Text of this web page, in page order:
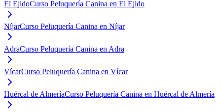
El EjidoCurso Peluquería Canina en El Ejido
NíjarCurso Peluquería Canina en Níjar
AdraCurso Peluquería Canina en Adra
VícarCurso Peluquería Canina en Vícar
Huércal de AlmeríaCurso Peluquería Canina en Huércal de Almería